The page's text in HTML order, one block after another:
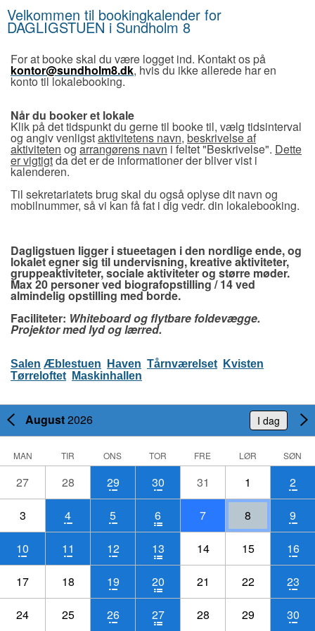
Velkommen til bookingkalender for
DAGLIGSTUEN i Sundholm 8
For at booke skal du være logget ind. Kontakt os på
kontor@sundholm8.dk, hvis du ikke allerede har en
konto til lokalebooking.
Når du booker et lokale
Klik på det tidspunkt du gerne til booke til, vælg tidsinterval
og angiv venligstaktivitetens navn, beskrivelse af
aktiviteten og arrangørens navni feltet "Beskrivelse". Dette
er vigtigtda det er de informationer der bliver vist i
kalenderen.
Til sekretariatets brug skal du også oplyse dit navn og
mobilnummer, så vi kan få fat i dig vedr. din lokalebooking.
Dagligstuen ligger i stueetagen i den nordlige ende, og
lokalet egner sig til undervisning, kreative aktiviteter,
gruppeaktiviteter, sociale aktiviteter og større møder.
Max 20 personer ved biografopstilling / 14 ved
almindelig opstilling med borde.
Faciliteter: Whiteboard og flytbare foldevægge.
Projektor med lyd og lærred.
Salen Æblestuen Haven Tårnværelset
Kvisten
Tørreloftet
Maskinhallen
August2026 I dag
MAN TIR ONS TOR FRE LØR SØN
27 28 29 30 31 1 2
3 4 5 6 7 8 9
10 11 12 13 14 15 16
17 18 19 20 21 22 23
24 25 26 27 28 29 30